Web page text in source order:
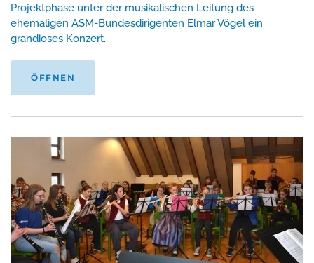
Projektphase unter der musikalischen Leitung des
ehemaligen ASM-Bundesdirigenten Elmar Vögel ein
grandioses Konzert.
ÖFFNEN